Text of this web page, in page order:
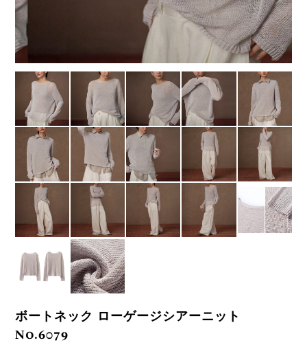
ボートネック ローゲージシアーニット
No.6079